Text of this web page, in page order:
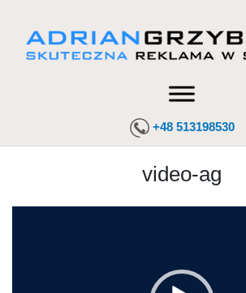
+48 513198530
video-ag